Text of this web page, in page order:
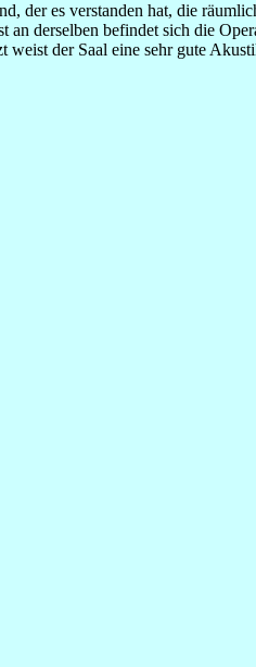
es verstanden hat, die
derselben befindet sich die
der Saal eine sehr gute